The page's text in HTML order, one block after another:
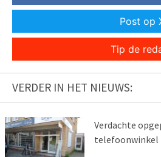
Post op
Tip de
VERDER IN HET NIEUWS:
Verdachte
telefoonwinkel